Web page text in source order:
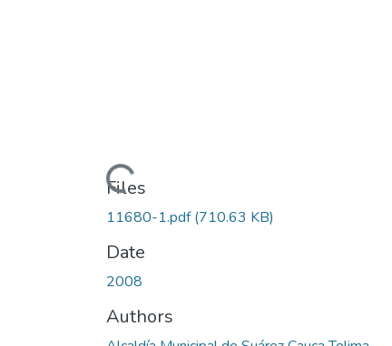
Loading...
Files
11680-1.pdf(710.63 KB)
Date
2008
Authors